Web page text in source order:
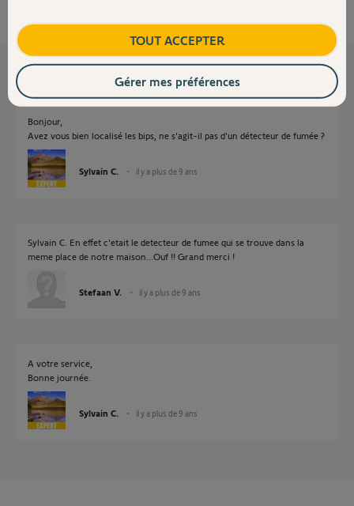
0%des internautes ont trouvé cette réponse utile
Les autres réponses
Bonjour,
Avez vous bien localisé les bips, ne s'agit-il pas d'un détecteur de fumée ?
Sylvain C. il y a plus de 9 ans
Sylvain C. En effet c'etait le detecteur de fumee qui se trouve dans la
meme place de notre maison...Ouf !! Grand merci !
Stefaan V. il y a plus de 9 ans
A votre service,
Bonne journée.
Sylvain C. il y a plus de 9 ans
TOUT ACCEPTER
Gérer mes préférences